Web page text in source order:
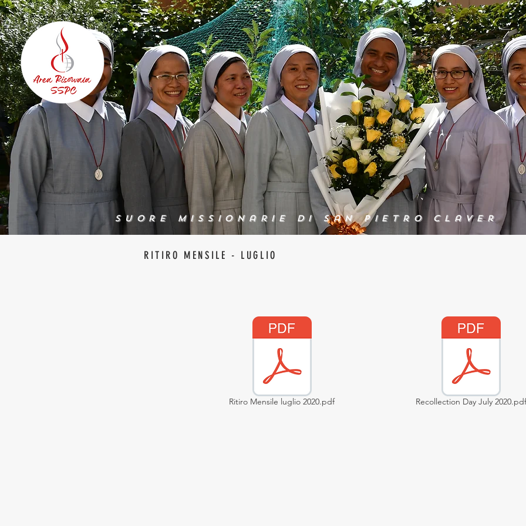
Suore Missionarie di San Pietro Claver
RITIRO MENSILE - LUGLIO
Ritiro Mensile luglio 2020.pdf Recollection Day July 2020.pdf